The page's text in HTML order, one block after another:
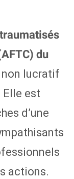
du
lucratif
Elle est
d’une
actions.